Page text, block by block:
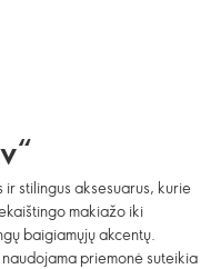
stilingus aksesuarus, kurie
makiažo iki
baigiamųjų akcentų.
priemonė suteikia